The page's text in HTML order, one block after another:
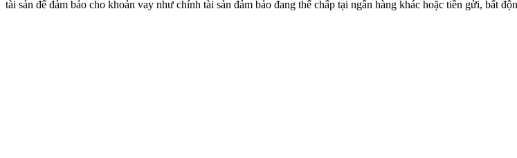
tài sản để đảm bảo cho khoản vay như chính tài sản đảm bảo đang thế chấp tại ngân hàng khác hoặc tiền gửi, bất